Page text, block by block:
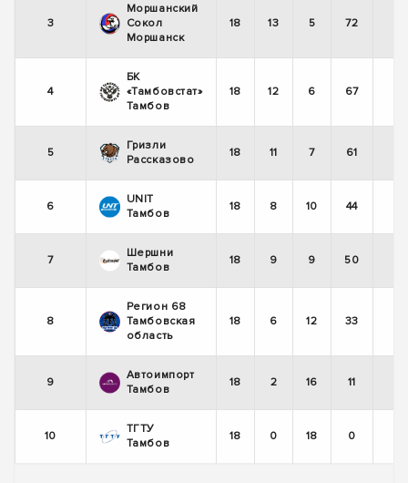
3
Моршанский
Сокол
Моршанск
18 13 5 72
4
БК
«Тамбовстат»
Тамбов
18 12 6 67
5
Гризли
Рассказово
18 11 7 61
6
UNIT
Тамбов
18 8 10 44
7
Шершни
Тамбов
18 9 9 50
8
Регион 68
Тамбовская
область
18 6 12 33
9
Автоимпорт
Тамбов
18 2 16 11
10
ТГТУ
Тамбов
18 0 18 0